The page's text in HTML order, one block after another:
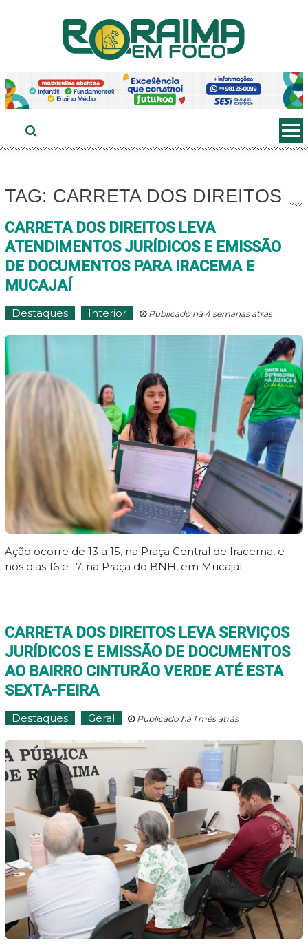
TAG: CARRETA DOS DIREITOS
CARRETA DOS DIREITOS LEVA
ATENDIMENTOS JURÍDICOS E EMISSÃO
DE DOCUMENTOS PARA IRACEMA E
MUCAJAÍ
Destaques Interior Publicado há 4 semanas atrás
Ação ocorre de 13 a 15, na Praça Central de Iracema, e
nos dias 16 e 17, na Praça do BNH, em Mucajaí.
CARRETA DOS DIREITOS LEVA SERVIÇOS
JURÍDICOS E EMISSÃO DE DOCUMENTOS
AO BAIRRO CINTURÃO VERDE ATÉ ESTA
SEXTA-FEIRA
Destaques Geral Publicado há 1 mês atrás